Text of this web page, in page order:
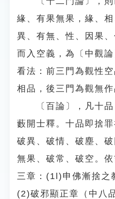
緣、有果無果，緣、
異、有無、性、因果、
而入空義，為〔中觀
看法：前三門為觀性
相品，後三門為觀無作
〔百論〕，凡十品
藪開士釋。十品即捨罪
破異、破情、破塵、
無果、破常、破空。
三章：(1l)申佛漸捨之
(2)破邪顯正章（中八